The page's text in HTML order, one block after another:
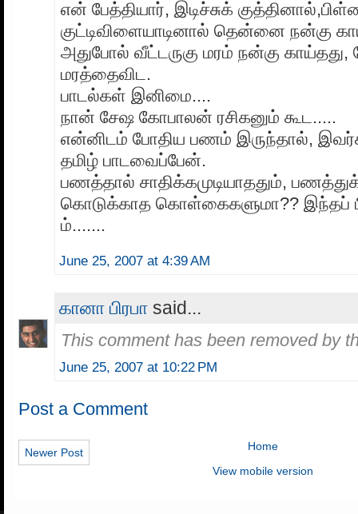
என் பேத்தியார், இடிச்சுக்
குட்டிவிளையாடினால் தென்னை நன்கு
அதுபோல் வீட்டருகு மரம் நன்கு காய்தது,
மரத்தைவிட.
பாடல்கள் இனிமை....
நான் சேஷ கோபாலன் ரசிகனும் கூட.....
என்னிடம் போதிய பணம் இருந்தால்,
தமிழ் பாடவைப்பேன்.
பணத்தால் சாதிக்கமுடியாததும்,
கொடுக்காத கொள்கைகளுமா?? இந்தப்
ம்.......
June 25, 2007 at 4:39 AM
கானா பிரபா said...
This comment has been removed by
June 25, 2007 at 10:22 PM
Post a Comment
Newer Post
Home
View mobile version